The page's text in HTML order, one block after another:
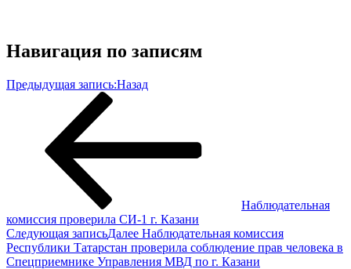
Навигация по записям
Предыдущая запись:Назад
Наблюдательная
комиссия проверила СИ-1 г. Казани
Следующая записьДалее Наблюдательная комиссия
Республики Татарстан проверила соблюдение прав человека в
Спецприемнике Управления МВД по г. Казани